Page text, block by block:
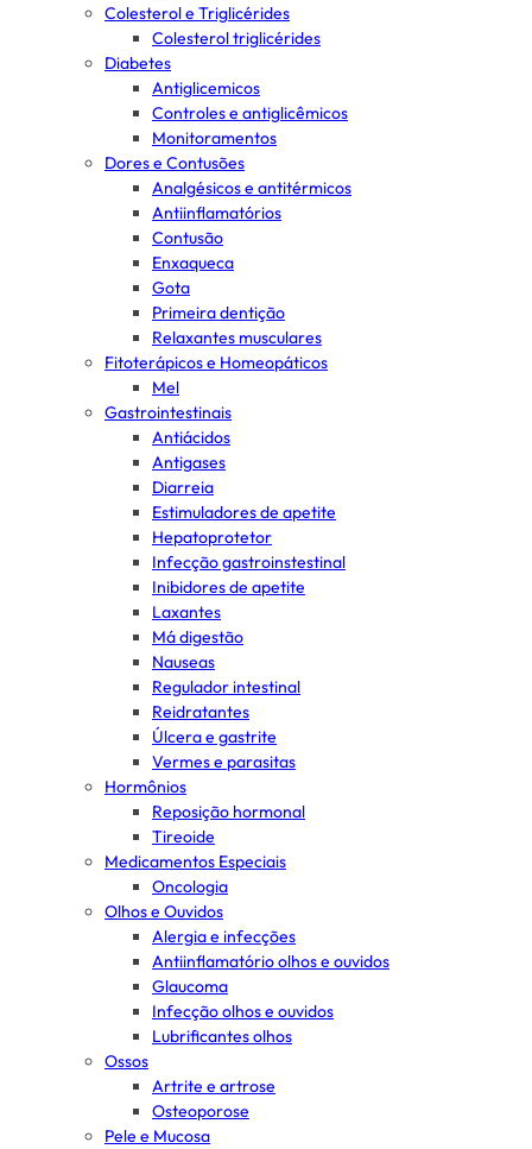
Colesterol e Triglicérides
Colesterol triglicérides
Diabetes
Antiglicemicos
Controles e antiglicêmicos
Monitoramentos
Dores e Contusões
Analgésicos e antitérmicos
Antiinflamatórios
Contusão
Enxaqueca
Gota
Primeira dentição
Relaxantes musculares
Fitoterápicos e Homeopáticos
Mel
Gastrointestinais
Antiácidos
Antigases
Diarreia
Estimuladores de apetite
Hepatoprotetor
Infecção gastroinstestinal
Inibidores de apetite
Laxantes
Má digestão
Nauseas
Regulador intestinal
Reidratantes
Úlcera e gastrite
Vermes e parasitas
Hormônios
Reposição hormonal
Tireoide
Medicamentos Especiais
Oncologia
Olhos e Ouvidos
Alergia e infecções
Antiinflamatório olhos e ouvidos
Glaucoma
Infecção olhos e ouvidos
Lubrificantes olhos
Ossos
Artrite e artrose
Osteoporose
Pele e Mucosa